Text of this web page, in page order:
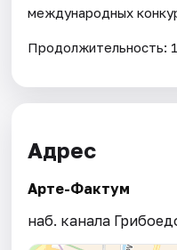
международных
Продолжительность:
Адрес
Арте-Фактум
наб. канала